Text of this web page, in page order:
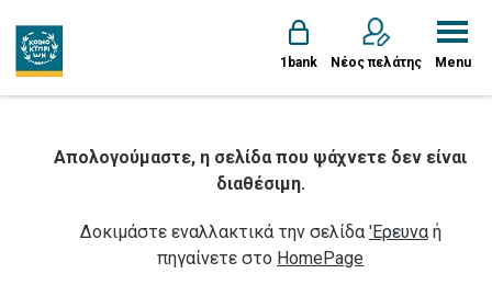
1bank Νέος πελάτης Menu
Απολογούμαστε, η σελίδα που ψάχνετε δεν είναι
διαθέσιμη.
Δοκιμάστε εναλλακτικά την σελίδα 'Ερευναή
πηγαίνετε στο HomePage